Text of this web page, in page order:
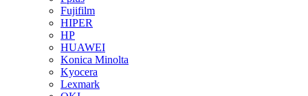
Fujifilm
HIPER
HP
HUAWEI
Konica Minolta
Kyocera
Lexmark